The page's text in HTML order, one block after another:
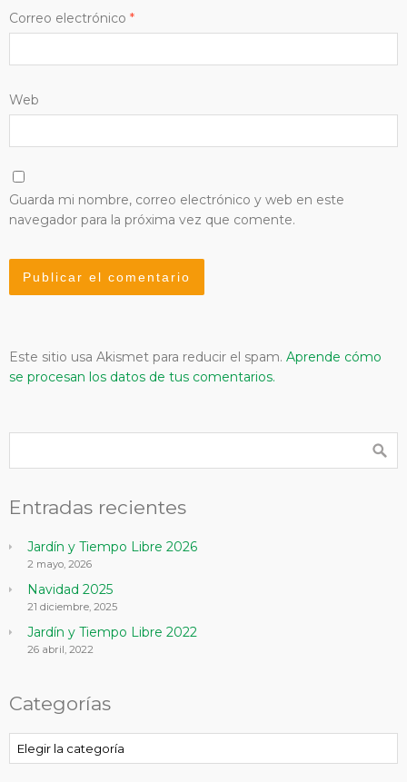
Correo electrónico *
Web
Guarda mi nombre, correo electrónico y web en este
navegador para la próxima vez que comente.
Este sitio usa Akismet para reducir el spam. Aprende cómo
se procesan los datos de tus comentarios.
Entradas recientes
Jardín y Tiempo Libre 2026
2 mayo, 2026
Navidad 2025
21 diciembre, 2025
Jardín y Tiempo Libre 2022
26 abril, 2022
Categorías
Categorías